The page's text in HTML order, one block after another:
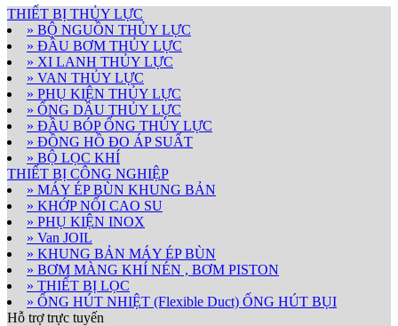
THIẾT BỊ THỦY LỰC
» BỘ NGUỒN THỦY LỰC
» ĐẦU BƠM THỦY LỰC
» XI LANH THỦY LỰC
» VAN THỦY LỰC
» PHỤ KIỆN THỦY LỰC
» ỐNG DẦU THỦY LỰC
» ĐẦU BÓP ỐNG THỦY LỰC
» ĐỒNG HỒ ĐO ÁP SUẤT
» BỘ LỌC KHÍ
THIẾT BỊ CÔNG NGHIỆP
» MÁY ÉP BÙN KHUNG BẢN
» KHỚP NỐI CAO SU
» PHỤ KIỆN INOX
» Van JOIL
» KHUNG BẢN MÁY ÉP BÙN
» BƠM MÀNG KHÍ NÉN , BƠM PISTON
» THIẾT BỊ LỌC
» ỐNG HÚT NHIỆT (Flexible Duct) ỐNG HÚT BỤI
Hỗ trợ trực tuyến